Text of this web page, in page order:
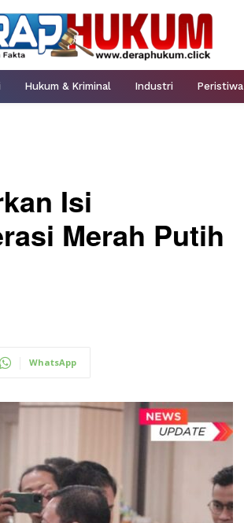
Hukum & Kriminal Industri Peristiwa
Isi
Merah Putih
WhatsApp